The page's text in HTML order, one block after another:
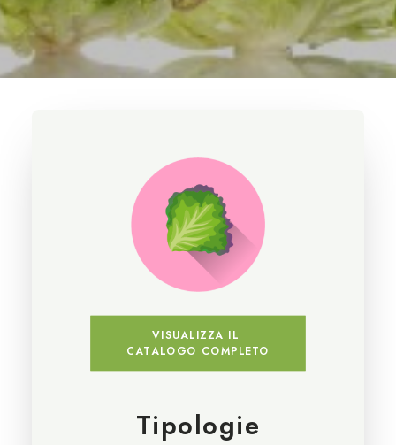
VISUALIZZA IL
CATALOGO COMPLETO
Tipologie